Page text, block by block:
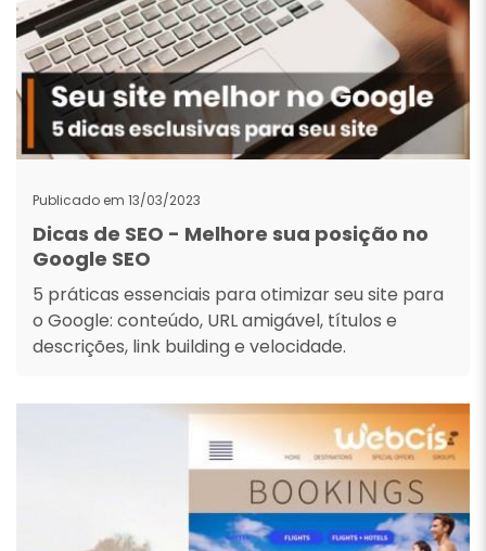
Publicado em 13/03/2023
Dicas de SEO - Melhore sua posição no
Google SEO
5 práticas essenciais para otimizar seu site para
o Google: conteúdo, URL amigável, títulos e
descrições, link building e velocidade.